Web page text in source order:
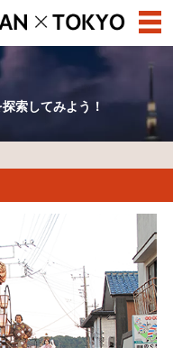
索してみよう！